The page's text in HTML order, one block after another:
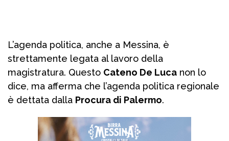
L’agenda politica, anche a Messina, è
strettamente legata al lavoro della
magistratura. Questo Cateno De Luca non lo
dice, ma afferma che l’agenda politica regionale
è dettata dalla Procura di Palermo.